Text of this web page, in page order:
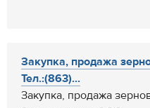
Закупка, продажа
Тел.:(863)...
Закупка, продажа